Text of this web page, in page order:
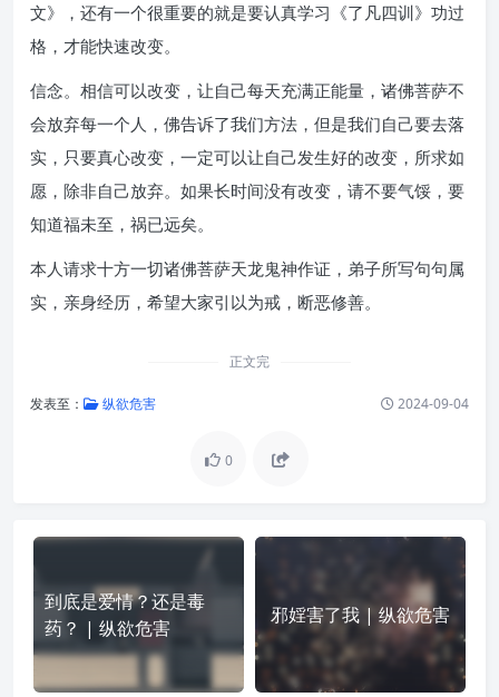
文》，还有一个很重要的就是要认真学习《了凡四训》功过
格，才能快速改变。
信念。相信可以改变，让自己每天充满正能量，诸佛菩萨不
会放弃每一个人，佛告诉了我们方法，但是我们自己要去落
实，只要真心改变，一定可以让自己发生好的改变，所求如
愿，除非自己放弃。如果长时间没有改变，请不要气馁，要
知道福未至，祸已远矣。
本人请求十方一切诸佛菩萨天龙鬼神作证，弟子所写句句属
实，亲身经历，希望大家引以为戒，断恶修善。
正文完
发表至： 纵欲危害 2024-09-04
0
到底是爱情？还是毒
药？ | 纵欲危害
邪婬害了我 | 纵欲危害